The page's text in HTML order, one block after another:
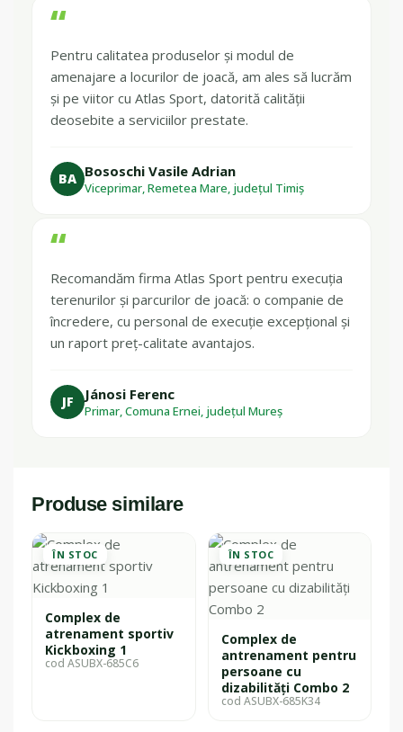
“
Pentru calitatea produselor și modul de
amenajare a locurilor de joacă, am ales să lucrăm
și pe viitor cu Atlas Sport, datorită calității
deosebite a serviciilor prestate.
BA Bososchi Vasile Adrian
Viceprimar, Remetea Mare, județul Timiș
“
Recomandăm firma Atlas Sport pentru execuția
terenurilor și parcurilor de joacă: o companie de
încredere, cu personal de execuție excepțional și
un raport preț-calitate avantajos.
JF Jánosi Ferenc
Primar, Comuna Ernei, județul Mureș
Produse similare
ÎN STOC
Complex de
atrenament sportiv
Kickboxing 1
cod ASUBX-685C6
ÎN STOC
Complex de
antrenament pentru
persoane cu
dizabilități Combo 2
cod ASUBX-685K34